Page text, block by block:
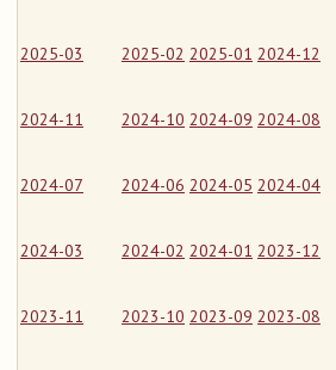
2025-03 2025-02 2025-01 2024-12
2024-11 2024-10 2024-09 2024-08
2024-07 2024-06 2024-05 2024-04
2024-03 2024-02 2024-01 2023-12
2023-11 2023-10 2023-09 2023-08